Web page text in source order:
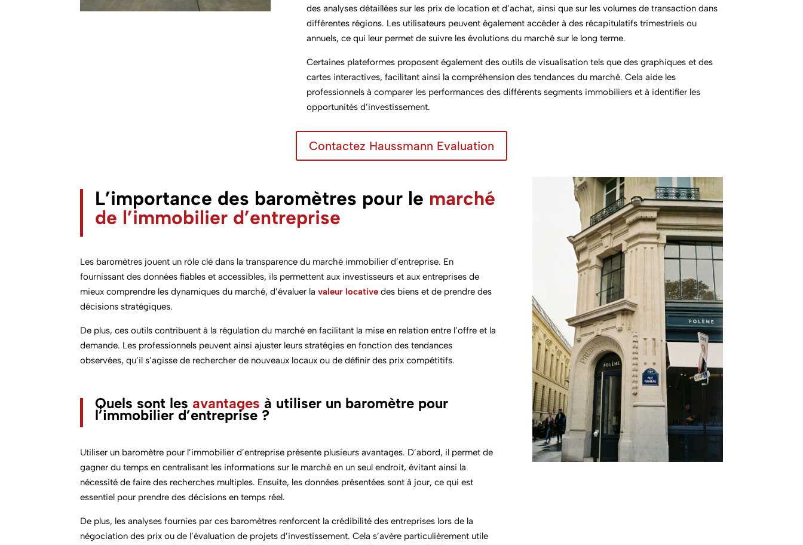
des analyses détaillées sur les prix de location et d’achat, ainsi que sur les volumes de transaction dans
différentes régions. Les utilisateurs peuvent également accéder à des récapitulatifs trimestriels ou
annuels, ce qui leur permet de suivre les évolutions du marché sur le long terme.
Certaines plateformes proposent également des outils de visualisation tels que des graphiques et des
cartes interactives, facilitant ainsi la compréhension des tendances du marché. Cela aide les
professionnels à comparer les performances des différents segments immobiliers et à identifier les
opportunités d’investissement.
Contactez Haussmann Evaluation
L’importance des baromètres pour le marché
de l’immobilier d’entreprise
Les baromètres jouent un rôle clé dans la transparence du marché immobilier d’entreprise. En
fournissant des données fiables et accessibles, ils permettent aux investisseurs et aux entreprises de
mieux comprendre les dynamiques du marché, d’évaluer la valeur locative des biens et de prendre des
décisions stratégiques.
De plus, ces outils contribuent à la régulation du marché en facilitant la mise en relation entre l’offre et la
demande. Les professionnels peuvent ainsi ajuster leurs stratégies en fonction des tendances
observées, qu’il s’agisse de rechercher de nouveaux locaux ou de définir des prix compétitifs.
Quels sont les avantages à utiliser un baromètre pour
l’immobilier d’entreprise ?
Utiliser un baromètre pour l’immobilier d’entreprise présente plusieurs avantages. D’abord, il permet de
gagner du temps en centralisant les informations sur le marché en un seul endroit, évitant ainsi la
nécessité de faire des recherches multiples. Ensuite, les données présentées sont à jour, ce qui est
essentiel pour prendre des décisions en temps réel.
De plus, les analyses fournies par ces baromètres renforcent la crédibilité des entreprises lors de la
négociation des prix ou de l’évaluation de projets d’investissement. Cela s’avère particulièrement utile